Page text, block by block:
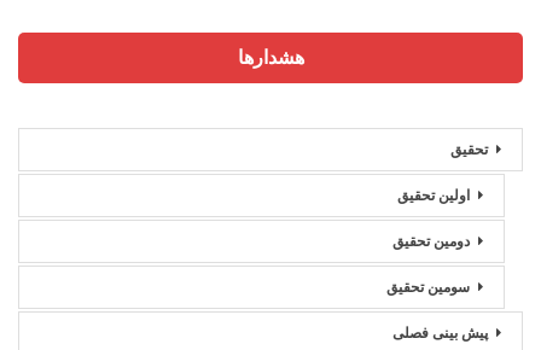
هشدارها
تحقیق
اولین تحقیق
دومین تحقیق
سومین تحقیق
پیش بینی فصلی